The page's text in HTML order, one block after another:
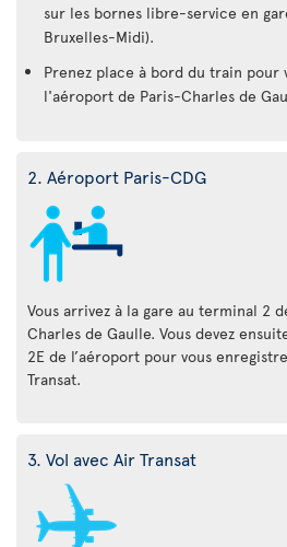
sur les bornes libre-service en
Bruxelles-Midi).
Prenez place à bord du train pour
l'aéroport de Paris-Charles de
2. Aéroport Paris-CDG
Vous arrivez à la gare au terminal 2
Charles de Gaulle. Vous devez
2E de l’aéroport pour vous
Transat.
3. Vol avec Air Transat